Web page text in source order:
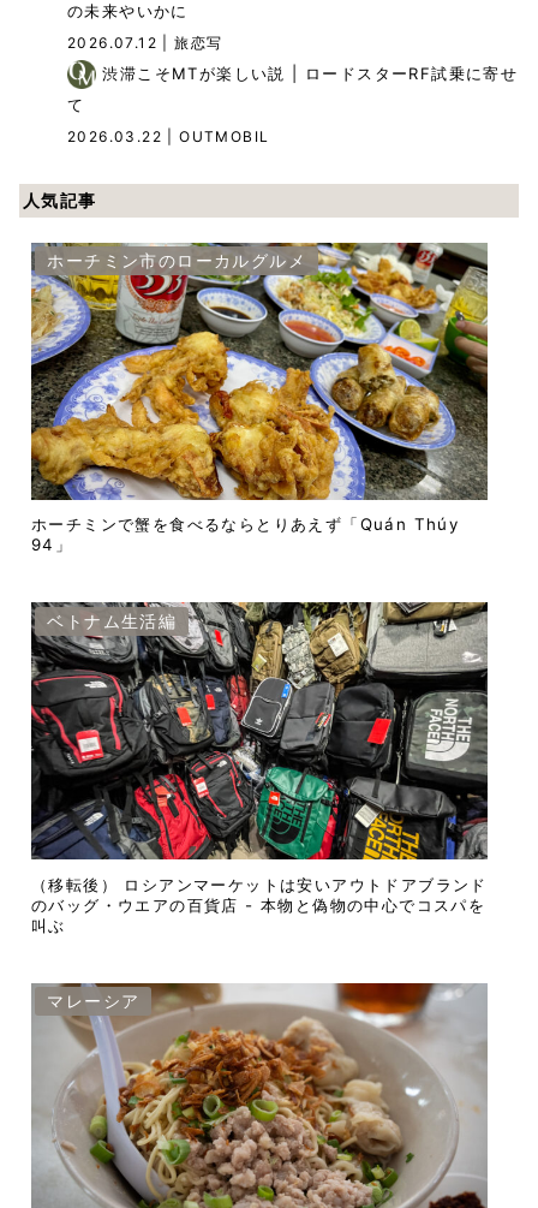
の未来やいかに
2026.07.12 | 旅恋写
渋滞こそMTが楽しい説 | ロードスターRF試乗に寄せ
て
2026.03.22 | OUTMOBIL
人気記事
ホーチミン市のローカルグルメ
ホーチミンで蟹を食べるならとりあえず「Quán Thúy
94」
ベトナム生活編
（移転後） ロシアンマーケットは安いアウトドアブランド
のバッグ・ウエアの百貨店 - 本物と偽物の中心でコスパを
叫ぶ
マレーシア